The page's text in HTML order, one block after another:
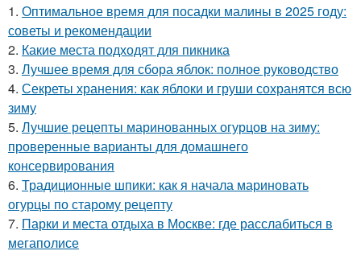
1. Оптимальное время для посадки малины в 2025 году:
советы и рекомендации
2. Какие места подходят для пикника
3. Лучшее время для сбора яблок: полное руководство
4. Секреты хранения: как яблоки и груши сохранятся всю
зиму
5. Лучшие рецепты маринованных огурцов на зиму:
проверенные варианты для домашнего
консервирования
6. Традиционные шпики: как я начала мариновать
огурцы по старому рецепту
7. Парки и места отдыха в Москве: где расслабиться в
мегаполисе